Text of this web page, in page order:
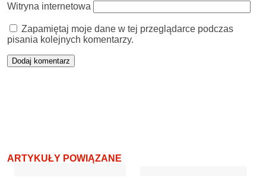
Witryna internetowa
Zapamiętaj moje dane w tej przeglądarce podczas
pisania kolejnych komentarzy.
ARTYKUŁY POWIĄZANE